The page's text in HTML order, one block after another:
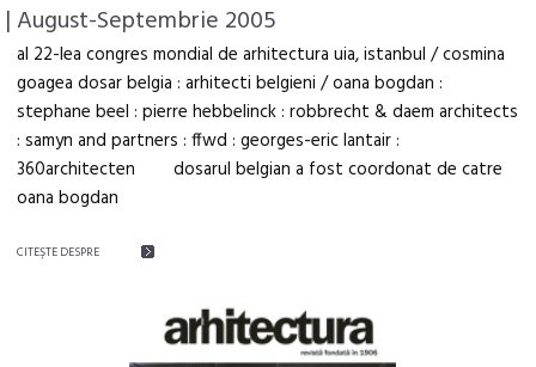
| August-Septembrie 2005
al 22-lea congres mondial de arhitectura uia, istanbul / cosmina
goagea dosar belgia : arhitecti belgieni / oana bogdan :
stephane beel : pierre hebbelinck : robbrecht & daem architects
: samyn and partners : ffwd : georges-eric lantair :
360architecten dosarul belgian a fost coordonat de catre
oana bogdan
CITEŞTE DESPRE